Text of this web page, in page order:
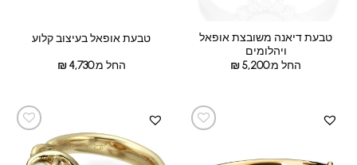
טבעת דיאנה משובצת אופאל
ויהלומים
החל מ:
₪5,200
טבעת אופאל בעיצוב קלוע
החל מ: ₪4,730